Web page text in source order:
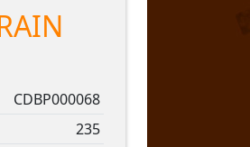
CDBP000068
235